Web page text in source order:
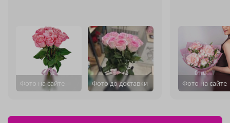
Фото на сайте Фото до доставки Фото на сайте